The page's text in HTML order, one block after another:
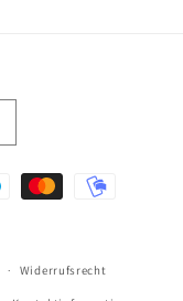
Widerrufsrecht